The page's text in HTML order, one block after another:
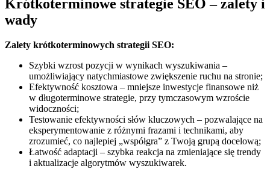
Krótkoterminowe strategie SEO – zalety i
wady
Zalety krótkoterminowych strategii SEO:
Szybki wzrost pozycji w wynikach wyszukiwania –
umożliwiający natychmiastowe zwiększenie ruchu na stronie;
Efektywność kosztowa – mniejsze inwestycje finansowe niż
w długoterminowe strategie, przy tymczasowym wzroście
widoczności;
Testowanie efektywności słów kluczowych – pozwalające na
eksperymentowanie z różnymi frazami i technikami, aby
zrozumieć, co najlepiej „współgra” z Twoją grupą docelową;
Łatwość adaptacji – szybka reakcja na zmieniające się trendy
i aktualizacje algorytmów wyszukiwarek.